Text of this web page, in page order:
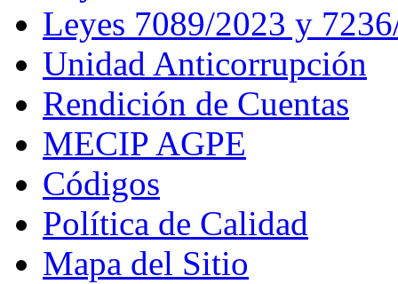
Leyes 7089/2023 y
Unidad Anticorrupción
Rendición de Cuentas
MECIP AGPE
Códigos
Política de Calidad
Mapa del Sitio